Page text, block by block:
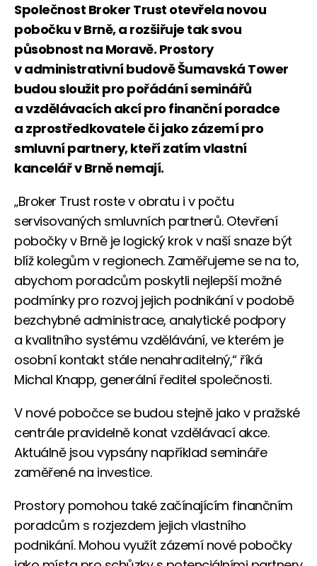
Společnost Broker Trust otevřela novou
pobočku v Brně, a rozšiřuje tak svou
působnost na Moravě. Prostory
v administrativní budově Šumavská Tower
budou sloužit pro pořádání seminářů
a vzdělávacích akcí pro finanční poradce
a zprostředkovatele či jako zázemí pro
smluvní partnery, kteří zatím vlastní
kancelář v Brně nemají.
„Broker Trust roste v obratu i v počtu
servisovaných smluvních partnerů. Otevření
pobočky v Brně je logický krok v naší snaze být
blíž kolegům v regionech. Zaměřujeme se na to,
abychom poradcům poskytli nejlepší možné
podmínky pro rozvoj jejich podnikání v podobě
bezchybné administrace, analytické podpory
a kvalitního systému vzdělávání, ve kterém je
osobní kontakt stále nenahraditelný,“ říká
Michal Knapp, generální ředitel společnosti.
V nové pobočce se budou stejně jako v pražské
centrále pravidelně konat vzdělávací akce.
Aktuálně jsou vypsány například semináře
zaměřené na investice.
Prostory pomohou také začínajícím finančním
poradcům s rozjezdem jejich vlastního
podnikání. Mohou využít zázemí nové pobočky